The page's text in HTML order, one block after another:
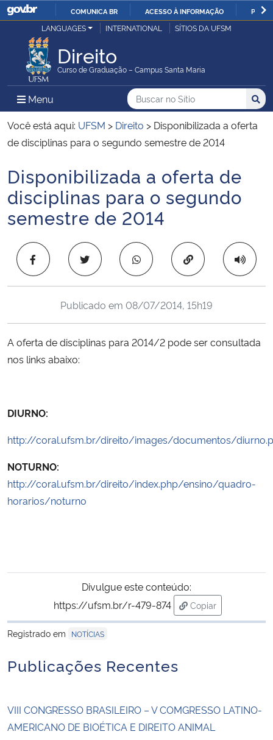
IR
COMUNICA BR ACESSO À INFORMAÇÃO
Ministério da Justiça e Segurança Pública
Ministério da Defesa
Ministério das Relações Exteriores
Ministério da Infraestrutura
Ministério da Agricultura, Pecuária e Abastecimento
Ministério da Educação
Ministério de Minas e Energia
Ministério do Meio Ambiente
Ministério do Turismo
Secretaria-Geral
Secretaria de Governo
Gabinete de Segurança Institucional
Advocacia-Geral da União
LANGUAGES INTERNATIONAL SÍTIOS DA UFSM
Direito
Curso de Graduação – Campus Santa Maria
Menu Menu Principal do Sítio
Busca
Buscar no no Sítio
Busca:
Você está aqui: UFSM > Direito > Disponibilizada a oferta
de disciplinas para o segundo semestre de 2014
Início do conteúdo
Disponibilizada a oferta de
disciplinas para o segundo
semestre de 2014
Copiar para área
Publicado em 08/07/2014, 15h19
A oferta de disciplinas para 2014/2 pode ser consultada
nos links abaixo:
DIURNO:
http://coral.ufsm.br/direito/images/documentos/
NOTURNO:
http://coral.ufsm.br/direito/index.php/ensino/quadro-
horarios/noturno
Divulgue este conteúdo:
https://ufsm.br/r-479-874
Copiar
para área de
Registrado em
NOTÍCIAS
Publicações Recentes
VIII CONGRESSO BRASILEIRO – V COMGRESSO LATINO-
AMERICANO DE BIOÉTICA E DIREITO ANIMAL